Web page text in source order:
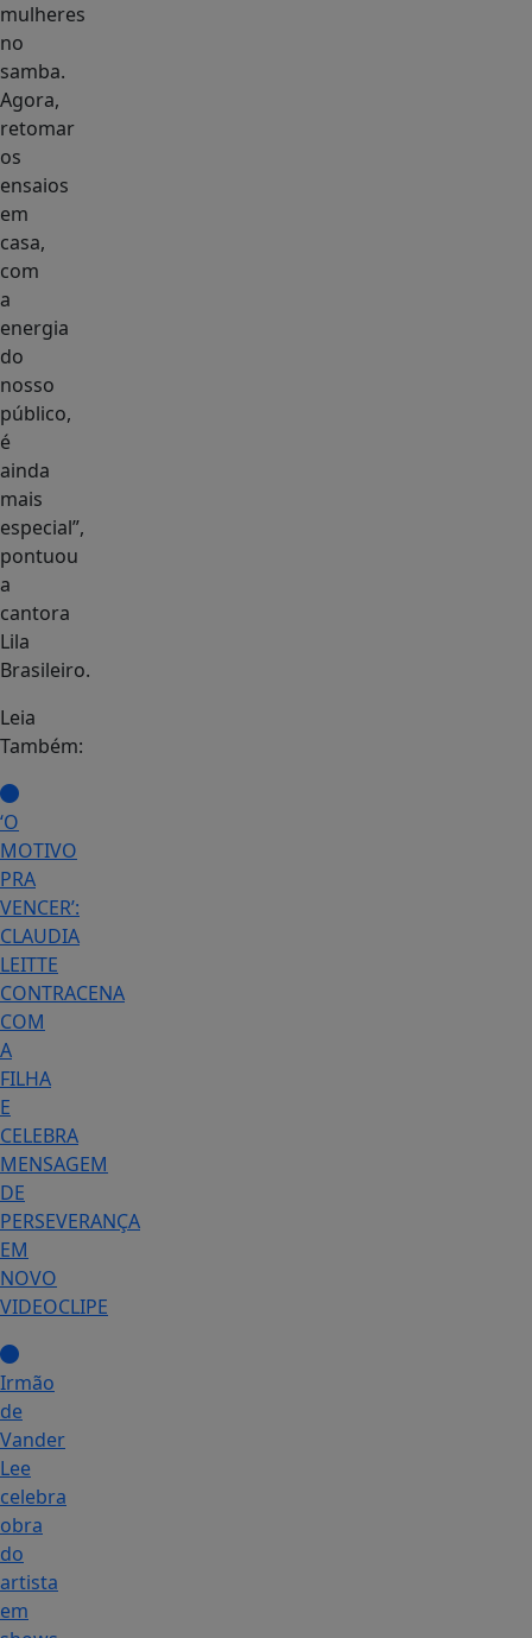
mulheres
no
samba.
Agora,
retomar
os
ensaios
em
casa,
com
a
energia
do
nosso
público,
é
ainda
mais
especial”,
pontuou
a
cantora
Lila
Brasileiro.
Leia
Também:
‘O
MOTIVO
PRA
VENCER’:
CLAUDIA
LEITTE
CONTRACENA
COM
A
FILHA
E
CELEBRA
MENSAGEM
DE
PERSEVERANÇA
EM
NOVO
VIDEOCLIPE
Irmão
de
Vander
Lee
celebra
obra
do
artista
em